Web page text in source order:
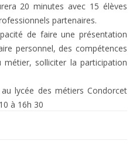
20 minutes avec 15 élèves
partenaires.
de faire une présentation
personnel, des compétences
solliciter la participation
lycée des métiers Condorcet
à 16h 30